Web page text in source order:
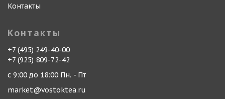
Контакты
Контакты
+7 (495) 249-40-00
+7 (925) 809-72-42
с 9:00 до 18:00 Пн. - Пт
market@vostoktea.ru